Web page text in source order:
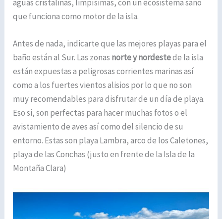
aguas cristalinas, limpísimas, con un ecosistema sano
que funciona como motor de la isla.
Antes de nada, indicarte que las mejores playas para el
baño están al Sur. Las zonas norte y nordestede la isla
están expuestas a peligrosas corrientes marinas así
como a los fuertes vientos alisios por lo que no son
muy recomendables para disfrutar de un día de playa.
Eso si, son perfectas para hacer muchas fotos o el
avistamiento de aves así como del silencio de su
entorno. Estas son playa Lambra, arco de los Caletones,
playa de las Conchas (justo en frente de la Isla de la
Montaña Clara)